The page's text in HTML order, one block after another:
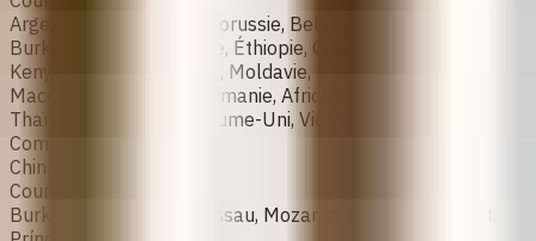
Argentine, Barbade, Biélorussie, Belize, Bénin, Bolivie,
Burkina Faso, Cambodge, Éthiopie, Ghana, Kazakhstan,
Kenya, Kirghizistan, Laos, Moldavie, Mozambique,
Macédoine du Nord, Roumanie, Afrique du Sud, Soudan,
Thaïlande, Tunisie, Royaume-Uni, Vietnam, Zambie
Composition
China Zizhu co‑pack:
Countries
Burkina Faso, Guinée-Bissau, Mozambique, São Tomé et